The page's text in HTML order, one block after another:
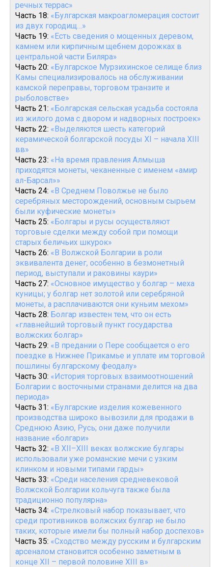
речных террас»
Часть 18: «Булгарская макроагломерация состоит
из двух городищ…»
Часть 19: «Есть сведения о мощенных деревом,
камнем или кирпичным щебнем дорожках в
центральной части Биляра»
Часть 20: «Булгарское Мурзихинское селище близ
Камы специализировалось на обслуживании
камской переправы, торговом транзите и
рыболовстве»
Часть 21: «Болгарская сельская усадьба состояла
из жилого дома с двором и надворных построек»
Часть 22: «Выделяются шесть категорий
керамической болгарской посуды XI – начала XIII
вв»
Часть 23: «На время правления Алмыша
приходятся монеты, чеканенные с именем «амир
ал-Барсал»»
Часть 24: «В Среднем Поволжье не было
серебряных месторождений, основным сырьем
были куфические монеты»
Часть 25: «Болгары и русы осуществляют
торговые сделки между собой при помощи
старых беличьих шкурок»
Часть 26: «В Волжской Болгарии в роли
эквивалента денег, особенно в безмонетный
период, выступали и раковины каури»
Часть 27: «Основное имущество у болгар – меха
куницы; у болгар нет золотой или серебряной
монеты, а расплачиваются они куньим мехом»
Часть 28: Болгар известен тем, что он есть
«главнейший торговый пункт государства
волжских болгар»
Часть 29: «В предании о Пере сообщается о его
поездке в Нижнее Прикамье и уплате им торговой
пошлины булгарскому феодалу»
Часть 30: «История торговых взаимоотношений
Болгарии с восточными странами делится на два
периода»
Часть 31: «Булгарские изделия кожевенного
производства широко вывозили для продажи в
Среднюю Азию, Русь; они даже получили
название «болгари»
Часть 32: «В XII–XIII веках волжские булгары
использовали уже романские мечи с узким
клинком и новыми типами гарды»
Часть 33: «Среди населения средневековой
Волжской Болгарии кольчуга также была
традиционно популярна»
Часть 34: «Стрелковый набор показывает, что
среди противников волжских булгар не было
таких, которые имели бы полный набор доспехов»
Часть 35: «Сходство между русским и булгарским
арсеналом становится особенно заметным в
конце XII – первой половине XIII в»